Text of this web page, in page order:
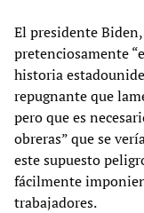
El presidente
pretenciosamente
historia
repugnante que
pero que es
obreras” que se
este supuesto
fácilmente
trabajadores.